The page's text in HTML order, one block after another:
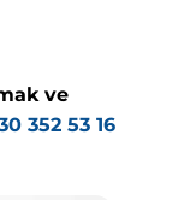
ve
352 53 16